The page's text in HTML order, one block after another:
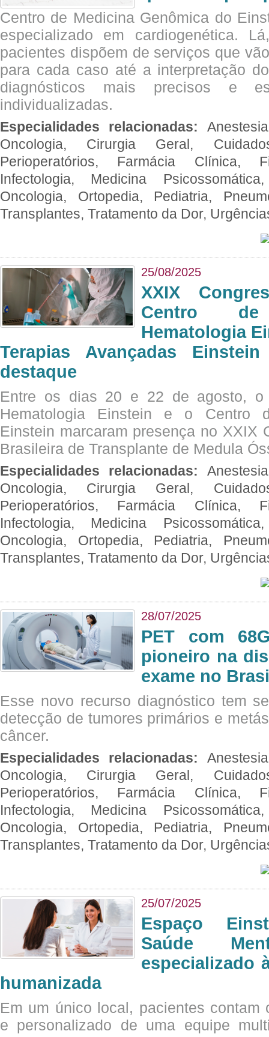
Centro de Medicina Genômica do
especializado em cardiogenética.
pacientes dispõem de serviços que
para cada caso até a interpretação
diagnósticos mais precisos e
individualizadas.
Especialidades relacionadas:
Oncologia, Cirurgia Geral,
Perioperatórios, Farmácia Clínica,
Infectologia, Medicina
Oncologia, Ortopedia, Pediatria,
Transplantes, Tratamento da Dor,
25/08/2025
XXIX
Centro
Hematologia
Terapias Avançadas
destaque
Entre os dias 20 e 22 de agosto, o
Hematologia Einstein e o Centro
Einstein marcaram presença no XXIX
Brasileira de Transplante de Medula
Especialidades relacionadas:
Oncologia, Cirurgia Geral,
Perioperatórios, Farmácia Clínica,
Infectologia, Medicina
Oncologia, Ortopedia, Pediatria,
Transplantes, Tratamento da Dor,
28/07/2025
PET com
pioneiro na
exame no
Esse novo recurso diagnóstico tem
detecção de tumores primários e
câncer.
Especialidades relacionadas:
Oncologia, Cirurgia Geral,
Perioperatórios, Farmácia Clínica,
Infectologia, Medicina
Oncologia, Ortopedia, Pediatria,
Transplantes, Tratamento da Dor,
25/07/2025
Espaço
Saúde
especializado
humanizada
Em um único local, pacientes contam
e personalizado de uma equipe